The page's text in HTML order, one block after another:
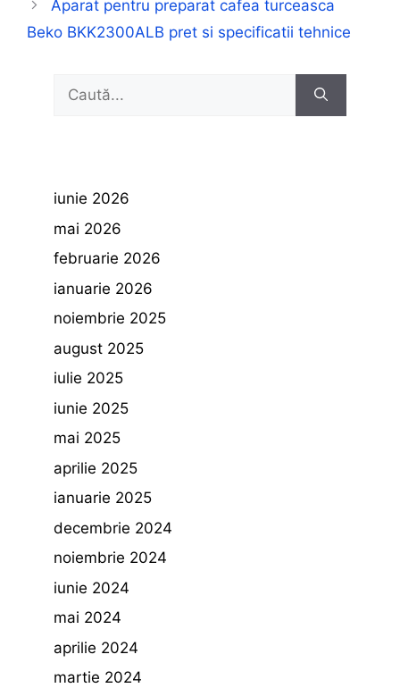
Aparat pentru preparat cafea turceasca
Beko BKK2300ALB pret si specificatii tehnice
Caută
iunie 2026
mai 2026
februarie 2026
ianuarie 2026
noiembrie 2025
august 2025
iulie 2025
iunie 2025
mai 2025
aprilie 2025
ianuarie 2025
decembrie 2024
noiembrie 2024
iunie 2024
mai 2024
aprilie 2024
martie 2024